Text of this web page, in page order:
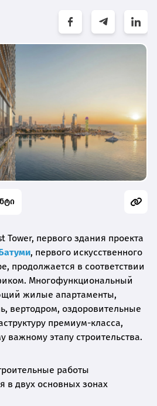
Tower, первого здания проекта
, первого искусственного
продолжается в соответствии
Многофункциональный
жилые апартаменты,
вертодром, оздоровительные
премиум-класса,
важному этапу строительства.
работы
в двух основных зонах